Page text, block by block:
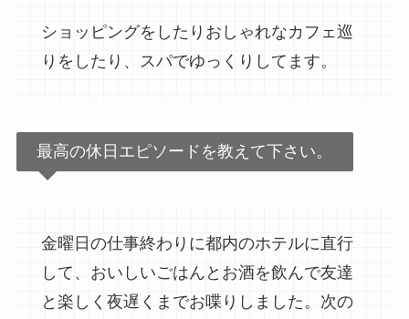
ショッピングをしたりおしゃれなカフェ巡
りをしたり、スパでゆっくりしてます。
最高の休日エピソードを教えて下さい。
金曜日の仕事終わりに都内のホテルに直行
して、おいしいごはんとお酒を飲んで友達
と楽しく夜遅くまでお喋りしました。次の